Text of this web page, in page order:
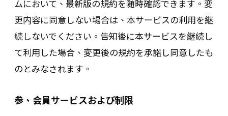
ムにおいて、最新版の規約を随時確認できます。変
更内容に同意しない場合は、本サービスの利用を継
続しないでください。告知後に本サービスを継続し
て利用した場合、変更後の規約を承諾し同意したも
のとみなされます。
参、会員サービスおよび制限